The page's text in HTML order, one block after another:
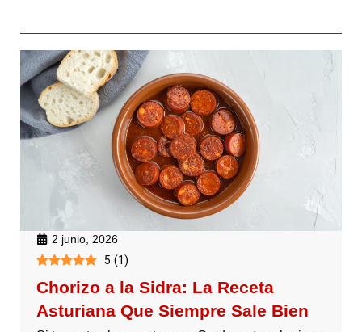
2 junio, 2026
5 (1)
Chorizo a la Sidra: La Receta
Asturiana Que Siempre Sale Bien